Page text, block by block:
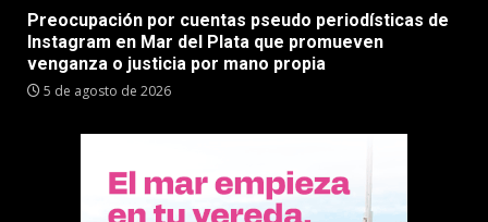
Preocupación por cuentas pseudo periodísticas de
Instagram en Mar del Plata que promueven
venganza o justicia por mano propia
5 de agosto de 2026